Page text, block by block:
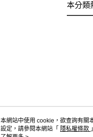
本分類
本網站中使用 cookie，欲查詢有關
設定，請參閱本網站「 隱私權條款